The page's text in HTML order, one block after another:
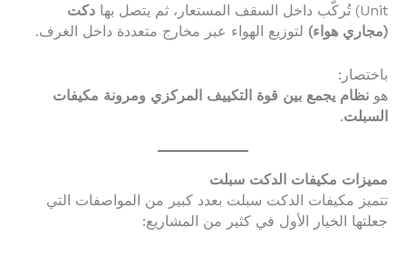
Unit) تُركّب داخل السقف المستعار، ثم يتصل بها
دكت
(مجاري هواء) لتوزيع الهواء عبر مخارج متعددة داخل الغرف.
باختصار:
هو نظام يجمع بين قوة التكييف المركزي ومرونة مكيفات
السبلت.
مميزات مكيفات الدكت سبلت
تتميز مكيفات الدكت سبلت بعدد كبير من المواصفات التي
جعلتها الخيار الأول في كثير من المشاريع: